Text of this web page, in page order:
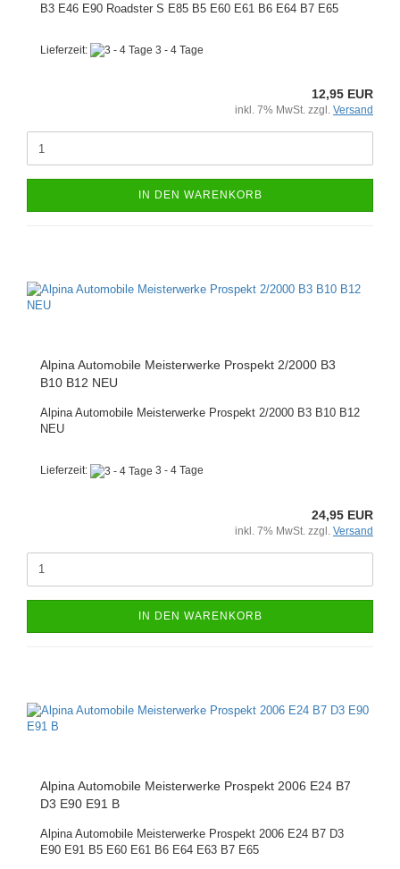
B3 E46 E90 Roadster S E85 B5 E60 E61 B6 E64 B7 E65
Lieferzeit: 3 - 4 Tage
12,95 EUR
inkl. 7% MwSt. zzgl. Versand
IN DEN WARENKORB
Alpina Automobile Meisterwerke Prospekt 2/2000 B3
B10 B12 NEU
Alpina Automobile Meisterwerke Prospekt 2/2000 B3 B10 B12
NEU
Lieferzeit: 3 - 4 Tage
24,95 EUR
inkl. 7% MwSt. zzgl. Versand
IN DEN WARENKORB
Alpina Automobile Meisterwerke Prospekt 2006 E24 B7
D3 E90 E91 B
Alpina Automobile Meisterwerke Prospekt 2006 E24 B7 D3
E90 E91 B5 E60 E61 B6 E64 E63 B7 E65